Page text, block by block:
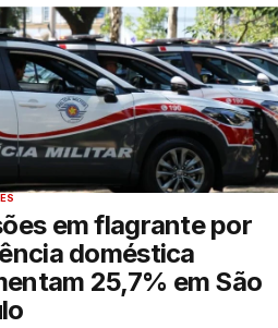
em flagrante por
doméstica
25,7% em São